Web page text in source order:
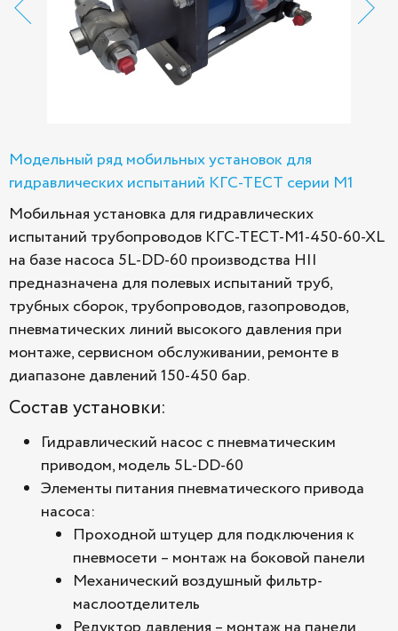
Модельный ряд мобильных установок для
гидравлических испытаний КГС-ТЕСТ серии М1
Мобильная установка для гидравлических
испытаний трубопроводов КГС-ТЕСТ-М1-450-60-ХL
на базе насоса 5L-DD-60 производства HII
предназначена для полевых испытаний труб,
трубных сборок, трубопроводов, газопроводов,
пневматических линий высокого давления при
монтаже, сервисном обслуживании, ремонте в
диапазоне давлений 150-450 бар.
Состав установки:
Гидравлический насос с пневматическим
приводом, модель 5L-DD-60
Элементы питания пневматического привода
насоса:
Проходной штуцер для подключения к
пневмосети – монтаж на боковой панели
Механический воздушный фильтр-
маслоотделитель